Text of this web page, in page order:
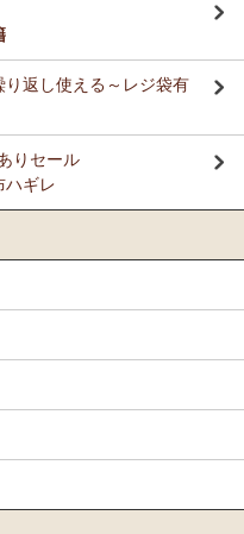
り返し使える～レジ袋有
りセール
ハギレ